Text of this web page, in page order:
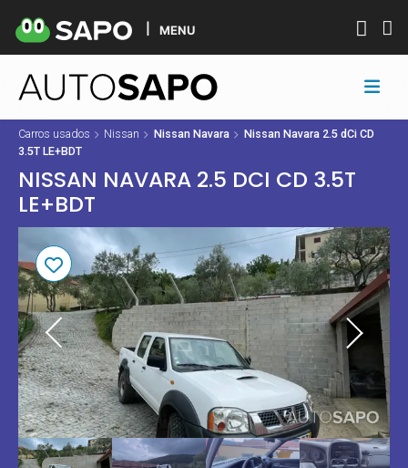
MENU
Carros usados Nissan Nissan Navara
Nissan Navara 2.5 dCi CD
3.5T LE+BDT
NISSAN NAVARA 2.5 DCI CD 3.5T
LE+BDT